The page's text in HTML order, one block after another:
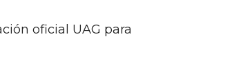
oficial UAG para